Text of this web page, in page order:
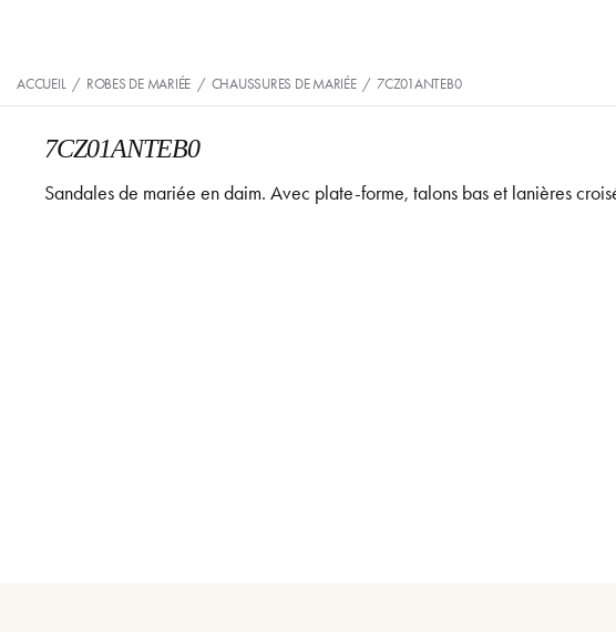
ACCUEIL / ROBES DE MARIÉE / CHAUSSURES DE MARIÉE / 7CZ01ANTEB0
7CZ01ANTEB0
Sandales de mariée en daim. Avec plate-forme, talons bas et lanières